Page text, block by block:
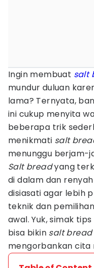
Ingin membuat salt
mundur duluan
lama? Ternyata,
ini cukup menyita
beberapa trik
menikmati salt
menunggu berjam-
Salt breadyang
di dalam dan
disiasati agar lebih
teknik dan
awal. Yuk, simak
bisa bikin salt bread
mengorbankan cita